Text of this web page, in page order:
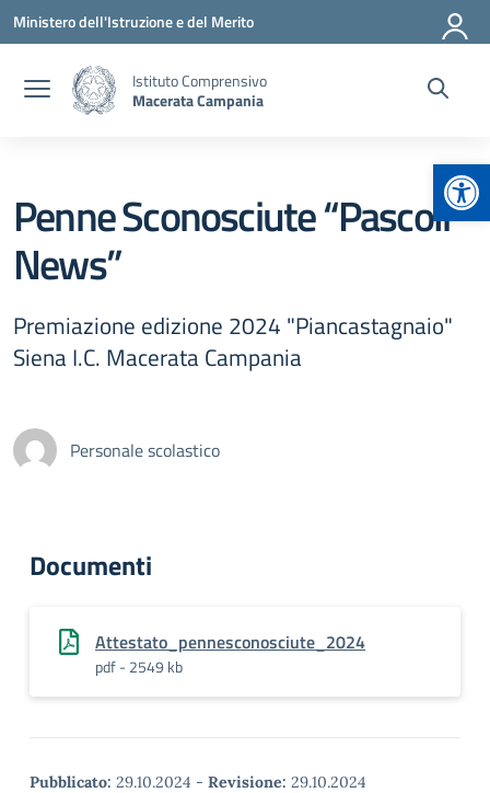
Vai ai contenuti
Vai al menu di navigazione
Vai al footer
Ministero dell'Istruzione e del Merito
Istituto Comprensivo
Macerata Campania
Penne Sconosciute “Pascoli
News”
Premiazione edizione 2024 "Piancastagnaio"
Siena I.C. Macerata Campania
Personale scolastico
Documenti
Attestato_pennesconosciute_2024
pdf - 2549 kb
Pubblicato: 29.10.2024 - Revisione: 29.10.2024